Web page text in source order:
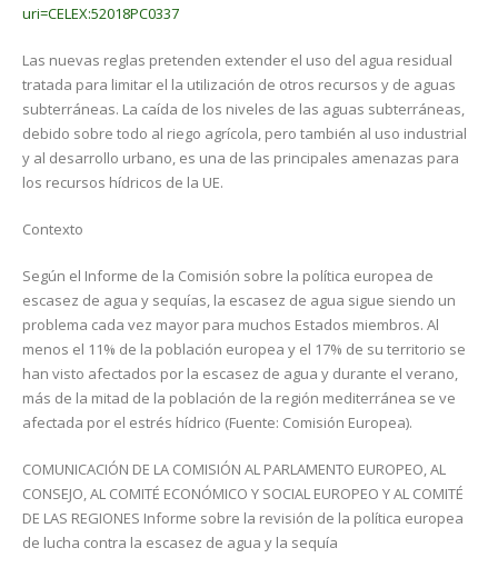
uri=CELEX:52018PC0337
Las nuevas reglas pretenden extender el uso del agua residual
tratada para limitar el la utilización de otros recursos y de aguas
subterráneas. La caída de los niveles de las aguas subterráneas,
debido sobre todo al riego agrícola, pero también al uso industrial
y al desarrollo urbano, es una de las principales amenazas para
los recursos hídricos de la UE.
Contexto
Según el Informe de la Comisión sobre la política europea de
escasez de agua y sequías, la escasez de agua sigue siendo un
problema cada vez mayor para muchos Estados miembros. Al
menos el 11% de la población europea y el 17% de su territorio se
han visto afectados por la escasez de agua y durante el verano,
más de la mitad de la población de la región mediterránea se ve
afectada por el estrés hídrico (Fuente: Comisión Europea).
COMUNICACIÓN DE LA COMISIÓN AL PARLAMENTO EUROPEO, AL
CONSEJO, AL COMITÉ ECONÓMICO Y SOCIAL EUROPEO Y AL COMITÉ
DE LAS REGIONES Informe sobre la revisión de la política europea
de lucha contra la escasez de agua y la sequía